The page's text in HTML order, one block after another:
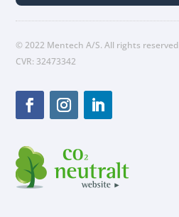
© 2022 Mentech A/S. All rights reserved
CVR: 32473342